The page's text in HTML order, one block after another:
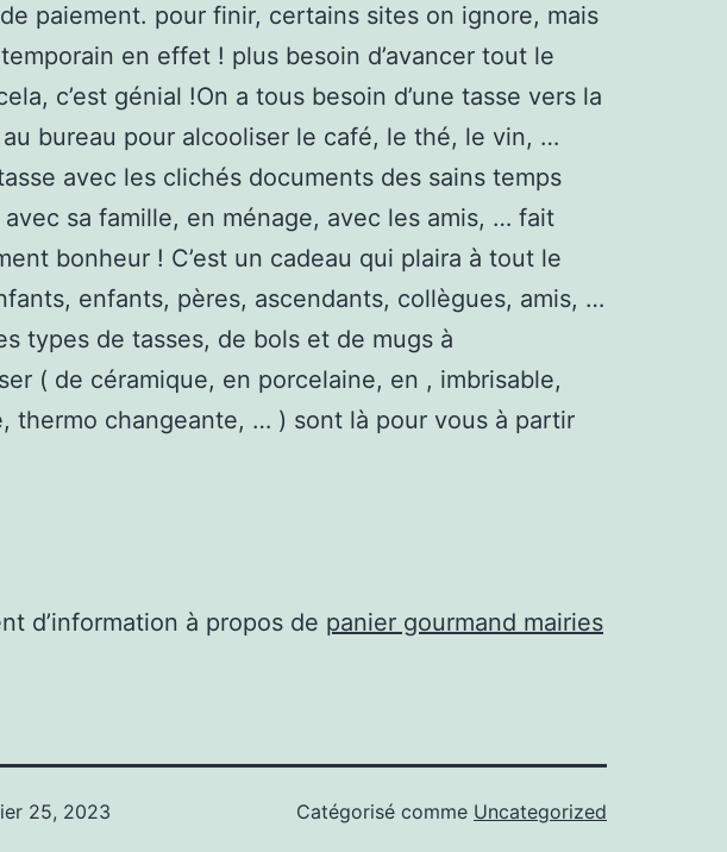
paiement. pour finir, certains sites on ignore, mais
en effet ! plus besoin d’avancer tout le
c’est génial !On a tous besoin d’une tasse vers la
bureau pour alcooliser le café, le thé, le vin, …
avec les clichés documents des sains temps
sa famille, en ménage, avec les amis, … fait
bonheur ! C’est un cadeau qui plaira à tout le
enfants, pères, ascendants, collègues, amis, …
types de tasses, de bols et de mugs à
( de céramique, en porcelaine, en , imbrisable,
thermo changeante, … ) sont là pour vous à partir
d’information à propos de panier gourmand mairies
25, 2023
Catégorisé comme Uncategorized